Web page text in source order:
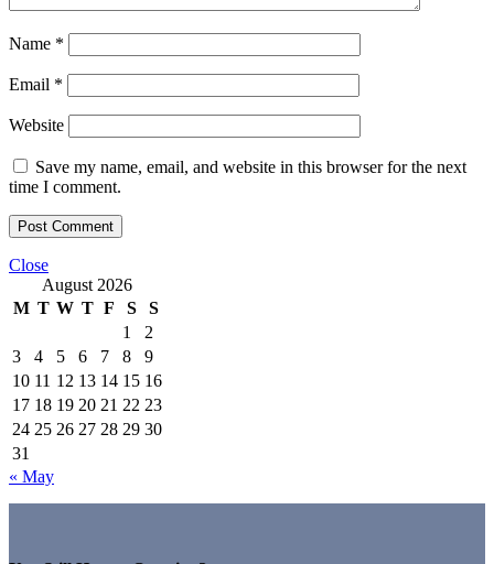
Name *
Email *
Website
Save my name, email, and website in this browser for the next
time I comment.
Close
August 2026
M T W T F S
S
1
2
3
4 5 6 7 8
9
10 11 12 13 14 15 16
17 18 19 20 21 22 23
24 25 26 27 28 29 30
31
« May